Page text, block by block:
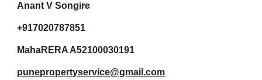
Anant V Songire
+917020787851
MahaRERA A52100030191
punepropertyservice@gmail.com